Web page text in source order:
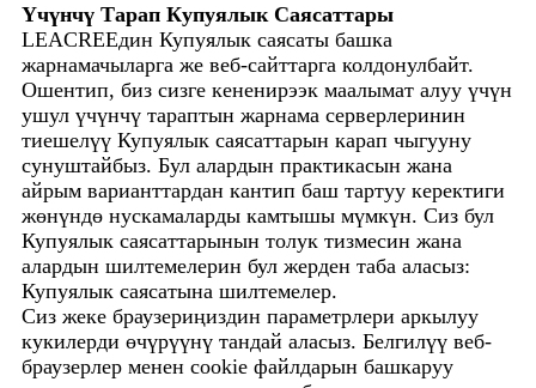
Үчүнчү Тарап Купуялык Саясаттары
LEACREEдин Купуялык саясаты башка
жарнамачыларга же веб-сайттарга колдонулбайт.
Ошентип, биз сизге кененирээк маалымат алуу үчүн
ушул үчүнчү тараптын жарнама серверлеринин
тиешелүү Купуялык саясаттарын карап чыгууну
сунуштайбыз. Бул алардын практикасын жана
айрым варианттардан кантип баш тартуу керектиги
жөнүндө нускамаларды камтышы мүмкүн. Сиз бул
Купуялык саясаттарынын толук тизмесин жана
алардын шилтемелерин бул жерден таба аласыз:
Купуялык саясатына шилтемелер.
Сиз жеке браузериңиздин параметрлери аркылуу
кукилерди өчүрүүнү тандай аласыз. Белгилүү веб-
браузерлер менен cookie файлдарын башкаруу